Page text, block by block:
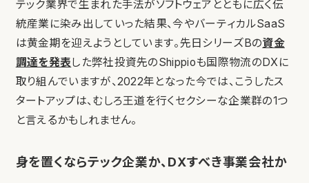
テック業界で生まれた手法がソフトウェアとともに広く伝
統産業に染み出していった結果、今やバーティカルSaaS
は黄金期を迎えようとしています。先日シリーズBの資金
調達を発表した弊社投資先のShippioも国際物流のDXに
取り組んでいますが、2022年となった今では、こうしたス
タートアップは、むしろ王道を行くセクシーな企業群の1つ
と言えるかもしれません。
身を置くならテック企業か、DXすべき事業会社か